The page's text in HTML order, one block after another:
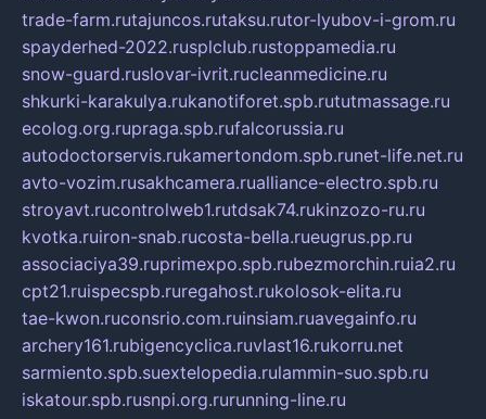
trade-farm.rutajuncos.rutaksu.rutor-lyubov-i-grom.ru
spayderhed-2022.rusplclub.rustoppamedia.ru
snow-guard.ruslovar-ivrit.rucleanmedicine.ru
shkurki-karakulya.rukanotiforet.spb.rututmassage.ru
ecolog.org.rupraga.spb.rufalcorussia.ru
autodoctorservis.rukamertondom.spb.runet-life.net.ru
avto-vozim.rusakhcamera.rualliance-electro.spb.ru
stroyavt.rucontrolweb1.rutdsak74.rukinzozo-ru.ru
kvotka.ruiron-snab.rucosta-bella.rueugrus.pp.ru
associaciya39.ruprimexpo.spb.rubezmorchin.ruia2.ru
cpt21.ruispecspb.ruregahost.rukolosok-elita.ru
tae-kwon.ruconsrio.com.ruinsiam.ruavegainfo.ru
archery161.rubigencyclica.ruvlast16.rukorru.net
sarmiento.spb.suextelopedia.rulammin-suo.spb.ru
iskatour.spb.rusnpi.org.rurunning-line.ru